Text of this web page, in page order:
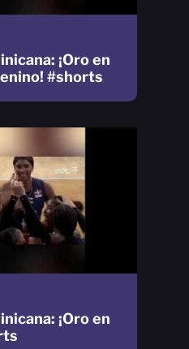
¡Oro en
¡Oro en
#shorts